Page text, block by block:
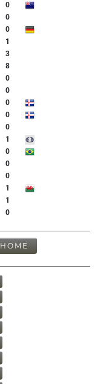
0
0
0
1
3
8
0
0
0
0
0
1
0
0
0
1
1
0
HOME